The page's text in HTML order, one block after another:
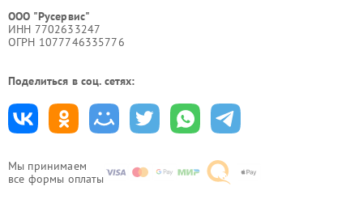
Мы принимаем
все формы оплаты
ООО "Русервис"
ИНН 7702633247
ОГРН 1077746335776
Поделиться в соц. сетях: